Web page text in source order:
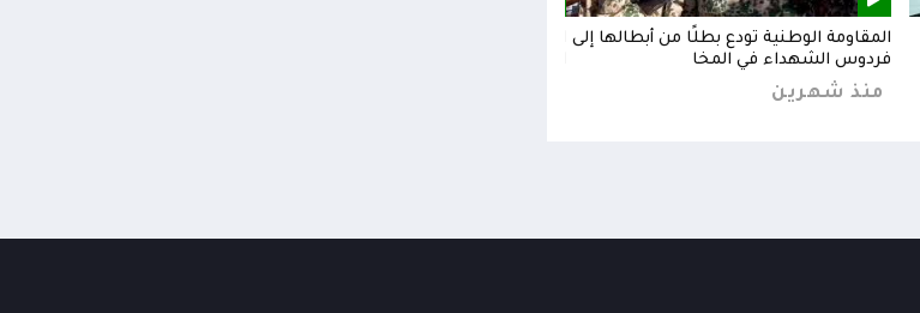
المقاومة الوطنية تودع بطلًا من أبطالها إلى
فردوس الشهداء في المخا
منذ شهرين